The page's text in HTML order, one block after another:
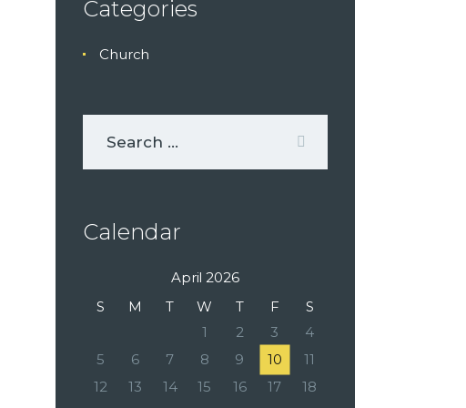
Categories
Church
Calendar
April 2026
S
M T W T F
S
1
2 3
4
5
6 7 8 9 10
11
12
13 14 15 16 17
18